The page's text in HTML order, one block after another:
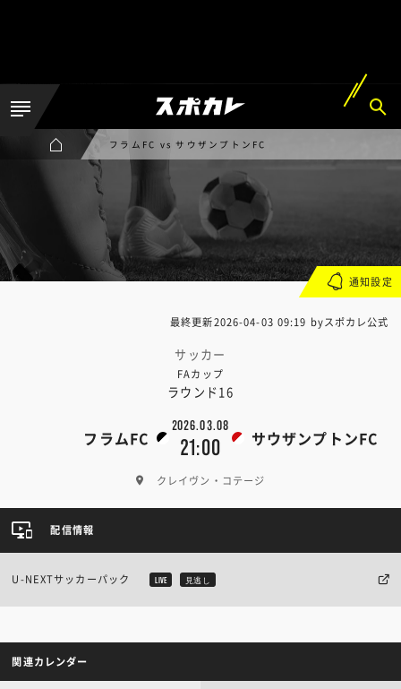
フラムFC vs サウザンプトンFC
最終更新2026-04-03 09:19 byスポカレ公式
サッカー
FAカップ
ラウンド16
フラムFC
2026.03.08
21:00 サウザンプトンFC
クレイヴン・コテージ
通知設定
配信情報
U-NEXTサッカーパック LIVE 見逃し
関連カレンダー